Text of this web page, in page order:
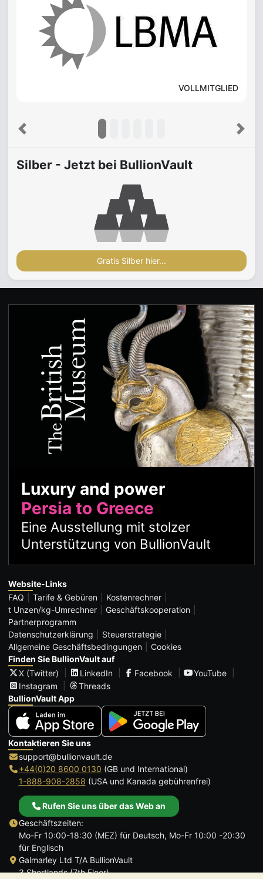
VOLLMITGLIED
Previous Next
Silber - Jetzt bei BullionVault
Gratis Silber hier...
Luxury and power
Persia to Greece
Eine Ausstellung mit stolzer
Unterstützung von BullionVault
Website-Links
FAQ
Tarife & Gebüren
Kostenrechner
t Unzen/kg-Umrechner
Geschäftskooperation
Partnerprogramm
Datenschutzerklärung
Steuerstrategie
Allgemeine Geschäftsbedingungen
Cookies
Finden Sie BullionVault auf
X (Twitter)
LinkedIn Facebook
YouTube
Instagram
Threads
BullionVault App
Kontaktieren Sie uns
support@bullionvault.de
+44(0)20 8600 0130 (GB und International)
1-888-908-2858 (USA und Kanada gebührenfrei)
Rufen Sie uns über das Web an
Geschäftszeiten:
Mo-Fr 10:00-18:30 (MEZ) für Deutsch, Mo-Fr 10:00 -20:30
für Englisch
Galmarley Ltd T/A BullionVault
3 Shortlands (7th Floor)